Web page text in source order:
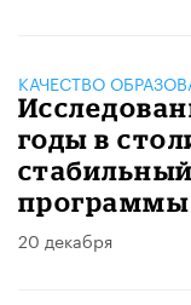
КАЧЕСТВО
годы в
20 декабря